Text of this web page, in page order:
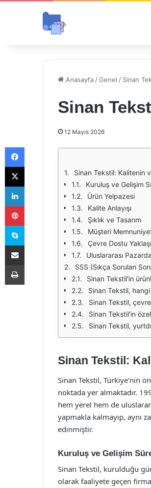
Anasayfa /Genel / Sinan
Sinan
12 Mayıs 2026
Sinan Tekstil: Kalitenin
Kuruluş ve Gelişim
Ürün Yelpazesi
Kalite Anlayışı
Şıklık ve Tasarım
Müşteri
Çevre Dostu
Uluslararası
SSS (Sıkça Sorulan
Sinan Tekstil'in
Sinan Tekstil,
Sinan Tekstil,
Sinan Tekstil'in
Sinan Tekstil,
Sinan Tekstil:
Sinan Tekstil, Türkiye’nin
noktada yer almaktadır.
hem yerel hem de
yapmakla kalmayıp, aynı
edinmiştir.
Kuruluş ve Gelişim
Sinan Tekstil, kurulduğu
olarak faaliyete geçen
Facebook
X
LinkedIn
Pinterest
Skype
E-Posta ile paylaş